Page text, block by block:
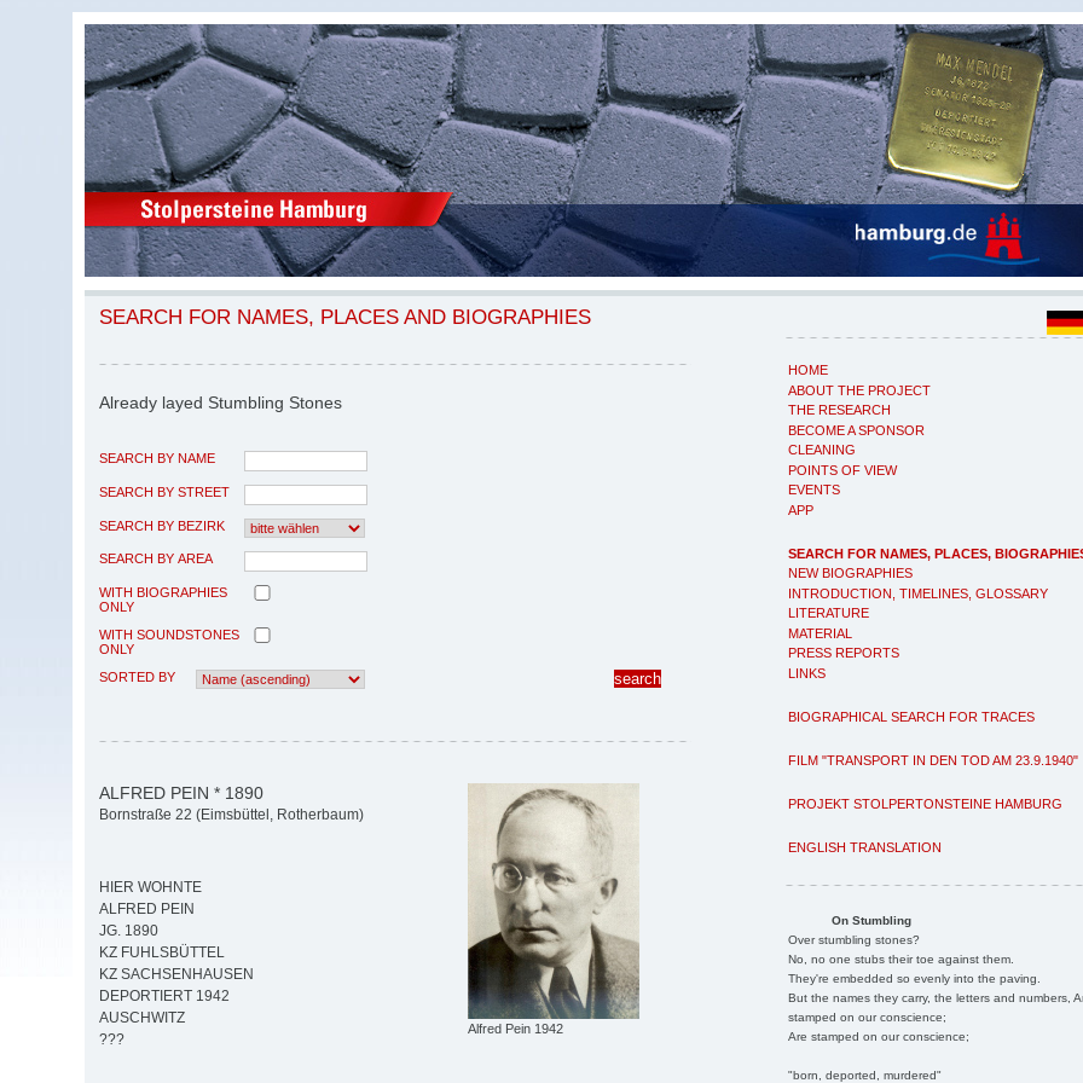
HOME
ABOUT THE PROJECT
THE RESEARCH
BECOME A SPONSOR
CLEANING
POINTS OF VIEW
EVENTS
APP
SEARCH FOR NAMES, PLACES,
NEW BIOGRAPHIES
INTRODUCTION, TIMELINES, GLOSSARY
LITERATURE
MATERIAL
PRESS REPORTS
LINKS
BIOGRAPHICAL SEARCH FOR TRACES
FILM "TRANSPORT IN DEN TOD AM 23.9.1940"
PROJEKT STOLPERTONSTEINE HAMBURG
ENGLISH TRANSLATION
On Stumbling
Over stumbling stones?
No, no one stubs their toe against them.
They're embedded so evenly into the paving.
But the names they carry, the letters and numbers,
stamped on our conscience;
Are stamped on our conscience;
"born, deported, murdered"
SEARCH FOR NAMES, PLACES AND BIOGRAPHIES
Already layed Stumbling Stones
SEARCH BY NAME
SEARCH BY STREET
SEARCH BY BEZIRK
SEARCH BY AREA
WITH BIOGRAPHIES
ONLY
WITH SOUNDSTONES
ONLY
SORTED BY
Alfred Pein 1942
ALFRED PEIN * 1890
Bornstraße 22 (Eimsbüttel, Rotherbaum)
HIER WOHNTE
ALFRED PEIN
JG. 1890
KZ FUHLSBÜTTEL
KZ SACHSENHAUSEN
DEPORTIERT 1942
AUSCHWITZ
???